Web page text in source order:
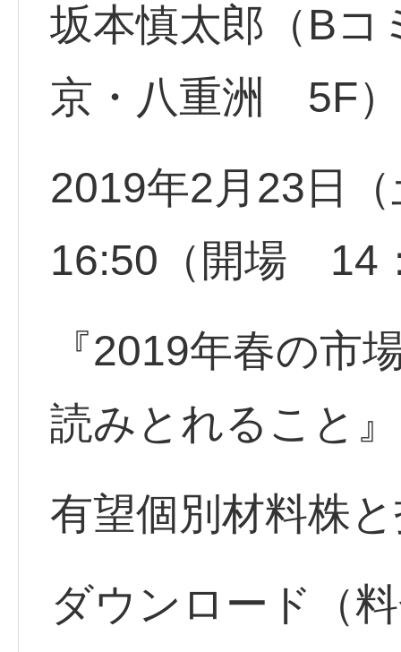
坂本慎太郎（B
京・八重洲 5F）
2019年2月23日
16:50（開場 14
『2019年春の市
読みとれること』
有望個別材料株
ダウンロード（